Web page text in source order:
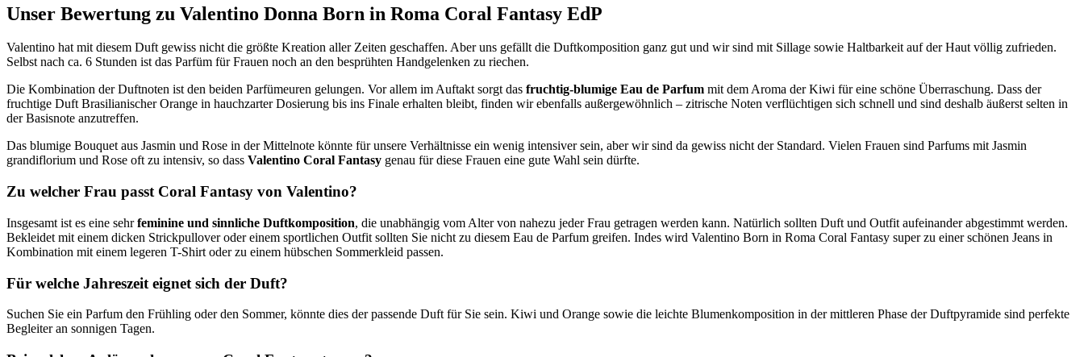
Unser Bewertung zu Valentino Donna Born in Roma Coral Fantasy EdP
Valentino hat mit diesem Duft gewiss nicht die größte Kreation aller Zeiten geschaffen. Aber uns gefällt die Duftkomposition ganz gut und wir sind mit Sillage sowie Haltbarkeit auf der Haut völlig zufrieden.
Selbst nach ca. 6 Stunden ist das Parfüm für Frauen noch an den besprühten Handgelenken zu riechen.
Die Kombination der Duftnoten ist den beiden Parfümeuren gelungen. Vor allem im Auftakt sorgt das fruchtig-blumige Eau de Parfum mit dem Aroma der Kiwi für eine schöne Überraschung. Dass der
fruchtige Duft Brasilianischer Orange in hauchzarter Dosierung bis ins Finale erhalten bleibt, finden wir ebenfalls außergewöhnlich – zitrische Noten verflüchtigen sich schnell und sind deshalb äußerst selten in
der Basisnote anzutreffen.
Das blumige Bouquet aus Jasmin und Rose in der Mittelnote könnte für unsere Verhältnisse ein wenig intensiver sein, aber wir sind da gewiss nicht der Standard. Vielen Frauen sind Parfums mit Jasmin
grandiflorium und Rose oft zu intensiv, so dass Valentino Coral Fantasy genau für diese Frauen eine gute Wahl sein dürfte.
Zu welcher Frau passt Coral Fantasy von Valentino?
Insgesamt ist es eine sehrfeminine und sinnliche Duftkomposition, die unabhängig vom Alter von nahezu jeder Frau getragen werden kann. Natürlich sollten Duft und Outfit aufeinander abgestimmt werden.
Bekleidet mit einem dicken Strickpullover oder einem sportlichen Outfit sollten Sie nicht zu diesem Eau de Parfum greifen. Indes wird Valentino Born in Roma Coral Fantasy super zu einer schönen Jeans in
Kombination mit einem legeren T-Shirt oder zu einem hübschen Sommerkleid passen.
Für welche Jahreszeit eignet sich der Duft?
Suchen Sie ein Parfum den Frühling oder den Sommer, könnte dies der passende Duft für Sie sein. Kiwi und Orange sowie die leichte Blumenkomposition in der mittleren Phase der Duftpyramide sind perfekte
Begleiter an sonnigen Tagen.